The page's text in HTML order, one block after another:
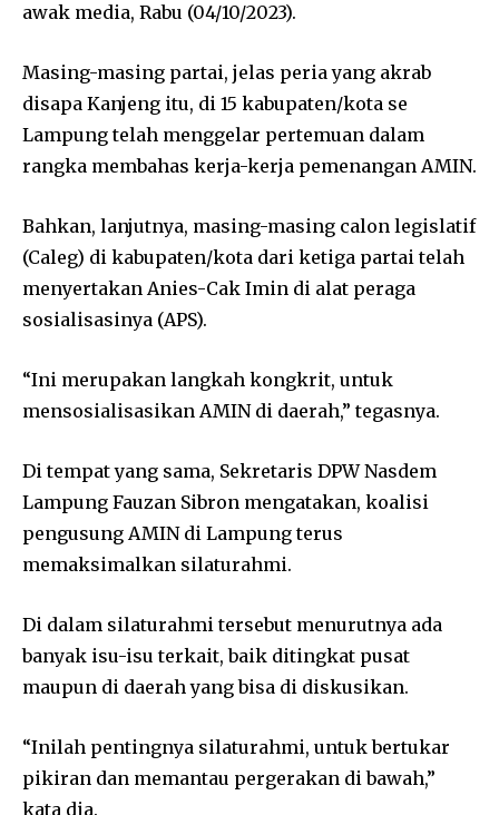
awak media, Rabu (04/10/2023).
Masing-masing partai, jelas peria yang akrab
disapa Kanjeng itu, di 15 kabupaten/kota se
Lampung telah menggelar pertemuan dalam
rangka membahas kerja-kerja pemenangan AMIN.
Bahkan, lanjutnya, masing-masing calon legislatif
(Caleg) di kabupaten/kota dari ketiga partai telah
menyertakan Anies-Cak Imin di alat peraga
sosialisasinya (APS).
“Ini merupakan langkah kongkrit, untuk
mensosialisasikan AMIN di daerah,” tegasnya.
Di tempat yang sama, Sekretaris DPW Nasdem
Lampung Fauzan Sibron mengatakan, koalisi
pengusung AMIN di Lampung terus
memaksimalkan silaturahmi.
Di dalam silaturahmi tersebut menurutnya ada
banyak isu-isu terkait, baik ditingkat pusat
maupun di daerah yang bisa di diskusikan.
“Inilah pentingnya silaturahmi, untuk bertukar
pikiran dan memantau pergerakan di bawah,”
kata dia.